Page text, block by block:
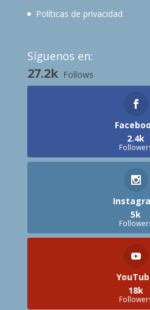
Políticas de privacidad
Síguenos en:
27.2k Follows
2.4k
5k
18k